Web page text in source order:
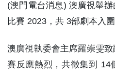
(澳門電台消息) 澳廣視舉
比賽 2023，共 3部劇本入
澳廣視執委會主席羅崇雯
賽反應熱烈，共徵集到 14